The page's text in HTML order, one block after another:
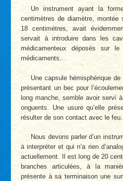
Un instrument ayant la
centimètres de diamètre, montée
18 centimètres, avait
servait à introduire dans les
médicamenteux déposés sur
médicaments.
Une capsule hémisphérique
présentant un bec pour
long manche, semble avoir servi
onguents. Une usure qu’elle
résulter de son contact avec le feu.
Nous devons parler d’un
à interpréter et qui n’a rien
actuellement. Il est long de 20
branches articulées, à la
présente à sa terminaison une